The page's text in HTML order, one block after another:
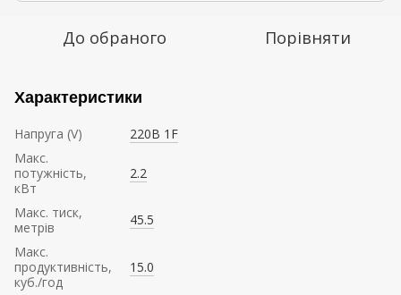
До обраного Порівняти
Характеристики
Напруга (V)
220В 1F
Mакс.
потужність,
кВт
2.2
Maкс. тиск,
метрів
45.5
Mакс.
продуктивність,
куб./год
15.0